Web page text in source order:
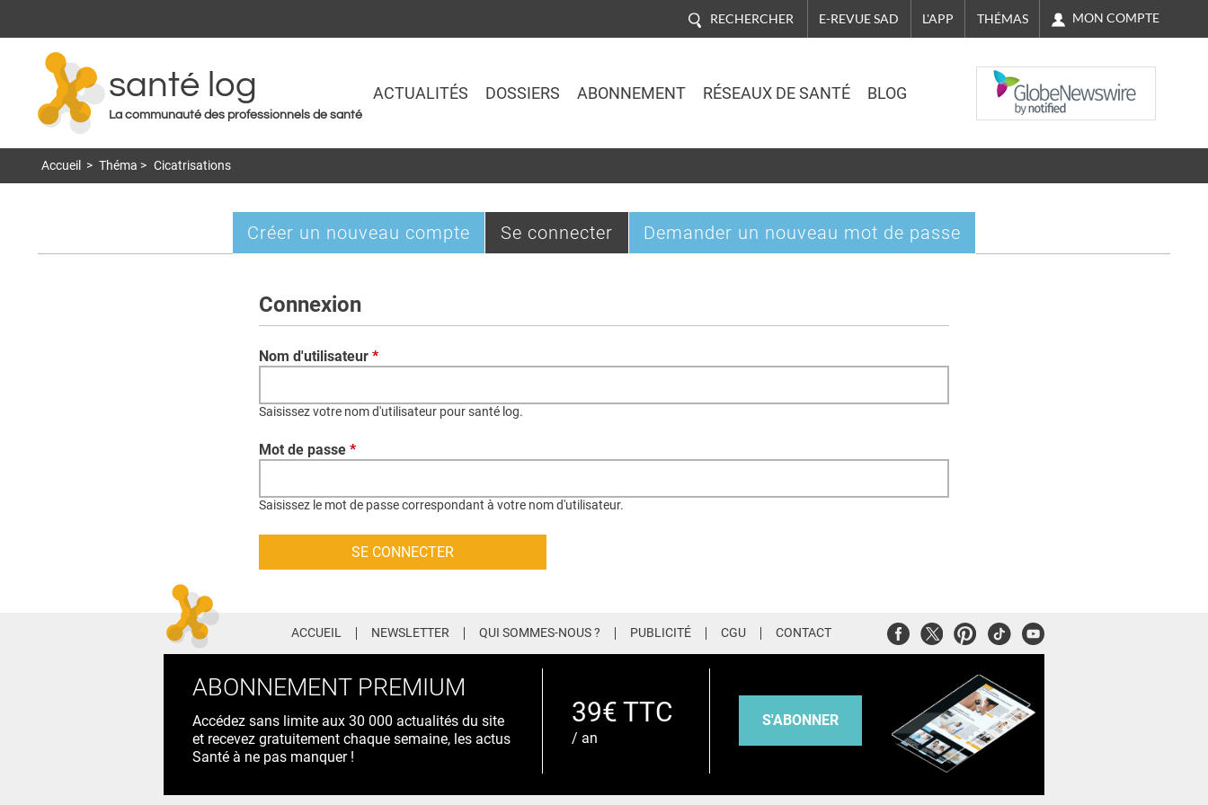
RECHERCHER E-REVUE SAD L'APP THÉMAS MON COMPTE
santé log
La communauté des professionnels de santé
ACTUALITÉS DOSSIERS ABONNEMENT RÉSEAUX DE SANTÉ BLOG
NASDAQ
Accueil > Théma > Cicatrisations
Onglets
Créer un nouveau compte Se connecter (onglet
actif)
Demander un nouveau mot de passe
Connexion
Nom d'utilisateur *
Saisissez votre nom d'utilisateur pour santé log.
Mot de passe *
Saisissez le mot de passe correspondant à votre nom d'utilisateur.
ACCUEIL NEWSLETTER QUI SOMMES-NOUS ? PUBLICITÉ CGU CONTACT FacebookTwitterPinterest
TiktokYoutube
ABONNEMENT PREMIUM
Accédez sans limite aux 30 000 actualités du site
et recevez gratuitement chaque semaine, les actus
Santé à ne pas manquer !
39€ TTC
/ an
S'ABONNER